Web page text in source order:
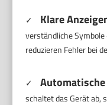
✓ Klare
verständliche
reduzieren Fehler bei
✓
schaltet das Gerät ab,